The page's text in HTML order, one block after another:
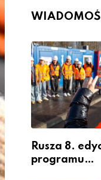
Rusza 8.
programu